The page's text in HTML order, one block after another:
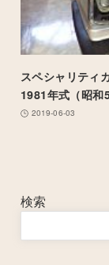
スペシャリティ
1981年式（昭和
2019-06-03
検索